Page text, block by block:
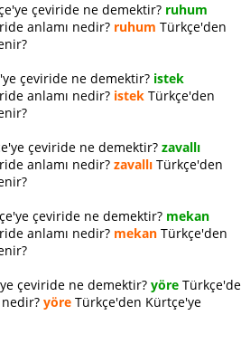
çeviride ne demektir? ruhum
anlamı nedir? ruhum Türkçe'den
çeviride ne demektir? istek
anlamı nedir? istek Türkçe'den
çeviride ne demektir? zavallı
anlamı nedir? zavallı Türkçe'den
çeviride ne demektir? mekan
anlamı nedir? mekan Türkçe'den
çeviride ne demektir? yöre
yöre Türkçe'den Kürtçe'ye